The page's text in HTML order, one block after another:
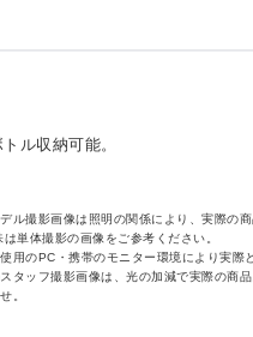
ル収納可能。
ル撮影画像は照明の関係により、実際の
単体撮影の画像をご参考ください。
用のPC・携帯のモニター環境により実際
タッフ撮影画像は、光の加減で実際の商
。